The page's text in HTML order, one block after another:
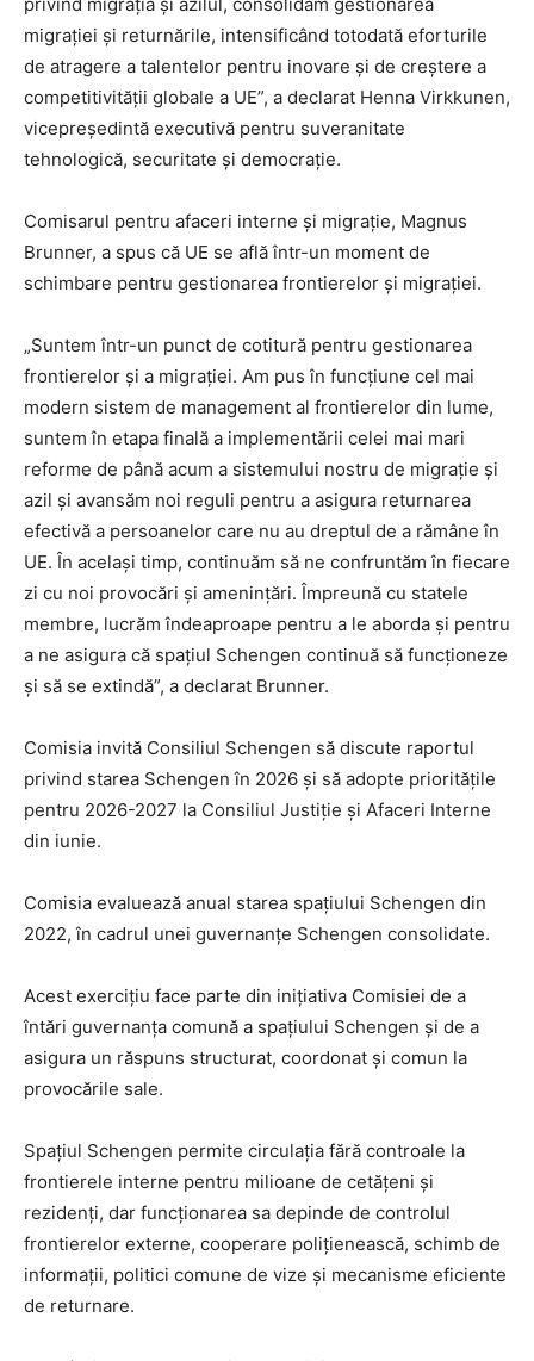
migrației și returnările, intensificând totodată eforturile
de atragere a talentelor pentru inovare și de creștere a
competitivității globale a UE”, a declarat Henna Virkkunen,
vicepreședintă executivă pentru suveranitate
tehnologică, securitate și democrație.
Comisarul pentru afaceri interne și migrație, Magnus
Brunner, a spus că UE se află într-un moment de
schimbare pentru gestionarea frontierelor și migrației.
„Suntem într-un punct de cotitură pentru gestionarea
frontierelor și a migrației. Am pus în funcțiune cel mai
modern sistem de management al frontierelor din lume,
suntem în etapa finală a implementării celei mai mari
reforme de până acum a sistemului nostru de migrație și
azil și avansăm noi reguli pentru a asigura returnarea
efectivă a persoanelor care nu au dreptul de a rămâne în
UE. În același timp, continuăm să ne confruntăm în fiecare
zi cu noi provocări și amenințări. Împreună cu statele
membre, lucrăm îndeaproape pentru a le aborda și pentru
a ne asigura că spațiul Schengen continuă să funcționeze
și să se extindă”, a declarat Brunner.
Comisia invită Consiliul Schengen să discute raportul
privind starea Schengen în 2026 și să adopte prioritățile
pentru 2026-2027 la Consiliul Justiție și Afaceri Interne
din iunie.
Comisia evaluează anual starea spațiului Schengen din
2022, în cadrul unei guvernanțe Schengen consolidate.
Acest exercițiu face parte din inițiativa Comisiei de a
întări guvernanța comună a spațiului Schengen și de a
asigura un răspuns structurat, coordonat și comun la
provocările sale.
Spațiul Schengen permite circulația fără controale la
frontierele interne pentru milioane de cetățeni și
rezidenți, dar funcționarea sa depinde de controlul
frontierelor externe, cooperare polițienească, schimb de
informații, politici comune de vize și mecanisme eficiente
de returnare.